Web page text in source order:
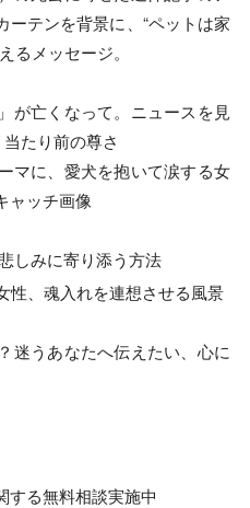
が亡くなって。ニュースを見
たり前の尊さ
しみに寄り添う方法
迷うあなたへ伝えたい、心に
する無料相談実施中